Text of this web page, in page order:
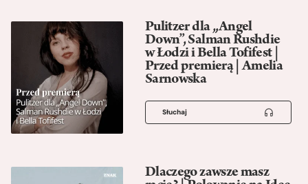
Pulitzer dla „Angel
Down”, Salman Rushdie
w Łodzi i Bella Tofifest |
Przed premierą | Amelia
Sarnowska
Słuchaj
Dlaczego zawsze masz